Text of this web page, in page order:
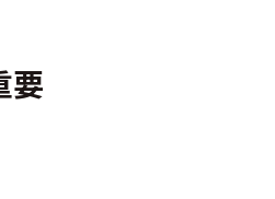
要